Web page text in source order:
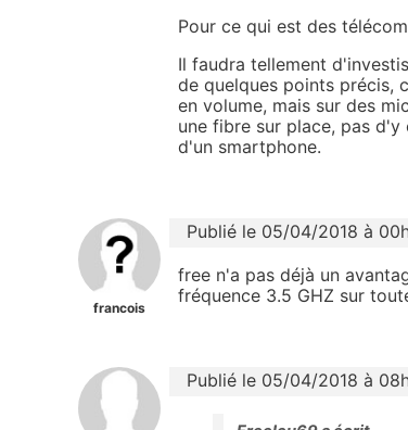
Pour ce qui est des
Il faudra tellement
de quelques points précis,
en volume, mais sur des
une fibre sur place, pas
d'un smartphone.
francois
Publié le 05/04/2018 à
free n'a pas déjà un
fréquence 3.5 GHZ sur
Publié le 05/04/2018 à